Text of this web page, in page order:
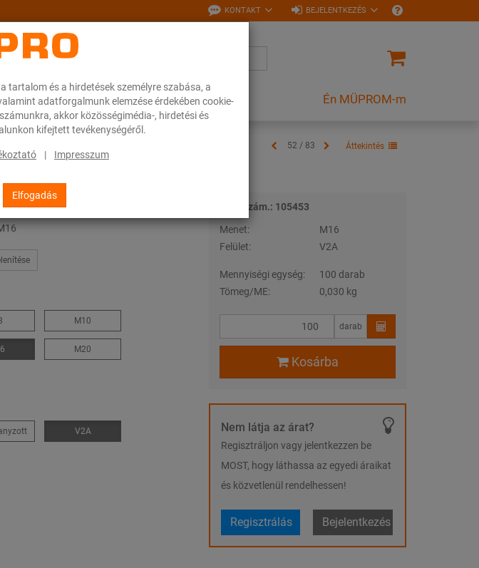
tartalom és a hirdetések személyre szabása, a
adatforgalmunk elemzése érdekében cookie-
akkor közösségimédia-, hirdetési és
kifejtett tevékenységéről.
| Impresszum
Elfogadás
KONTAKT BEJELENTKEZÉS
Downloads Én MÜPROM-m
52 / 83 Áttekintés
M10
M20
V2A
Tételszám.: 105453
Menet:
M16
Felület:
V2A
Mennyiségi egység:
100 darab
Tömeg/ME:
0,030 kg
darab
Kosárba
Nem látja az árat?
Regisztráljon vagy jelentkezzen be
MOST, hogy láthassa az egyedi áraikat
és közvetlenül rendelhessen!
Regisztrálás Bejelentkezés